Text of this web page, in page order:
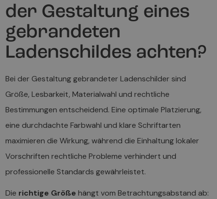
der Gestaltung eines
gebrandeten
Ladenschildes achten?
Bei der Gestaltung gebrandeter Ladenschilder sind
Größe, Lesbarkeit, Materialwahl und rechtliche
Bestimmungen entscheidend. Eine optimale Platzierung,
eine durchdachte Farbwahl und klare Schriftarten
maximieren die Wirkung, während die Einhaltung lokaler
Vorschriften rechtliche Probleme verhindert und
professionelle Standards gewährleistet.
Die richtige Größe hängt vom Betrachtungsabstand ab: